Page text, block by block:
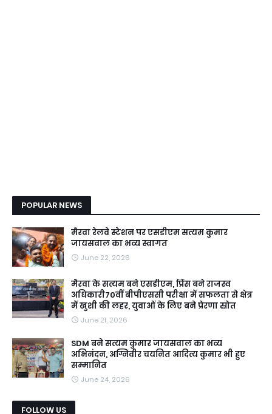
POPULAR NEWS
मैरवा रेलवे स्टेशन पर एसडीएम सत्यम कुमार
जायसवाल का भव्य स्वागत
June 22, 2026
मैरवा के सत्यम बने एसडीएम, प्रिंस बने राजस्व
अधिकारी70वीं बीपीएससी परीक्षा में सफलता से क्षेत्र
में खुशी की लहर, युवाओं के लिए बने प्रेरणा स्रोत
June 21, 2026
SDM बने सत्यम कुमार जायसवाल का भव्य
अभिनंदन, अग्निवीर चयनित आदित्य कुमार भी हुए
सम्मानित
June 24, 2026
FOLLOW US